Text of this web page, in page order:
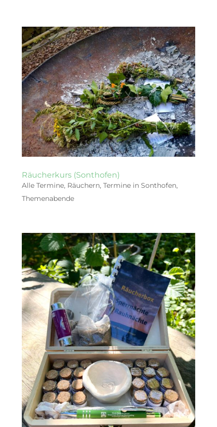
Räucherkurs (Sonthofen)
Alle Termine, Räuchern, Termine in Sonthofen,
Themenabende